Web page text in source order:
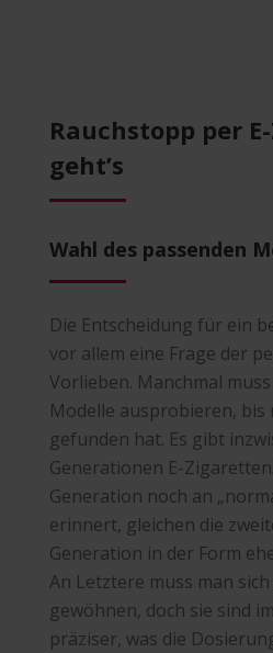
Rauchstopp per
geht’s
Wahl des passenden
Die Entscheidung für ein
vor allem eine Frage der
Vorlieben. Manchmal
Modelle ausprobieren, bis
gefunden hat. Es gibt
Generationen E-
Generation noch an
erinnert, gleichen die
Generation in der Form
An Letztere muss man
gewöhnen, doch sie sind
präziser, was die